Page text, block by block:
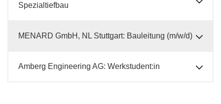
Spezialtiefbau
MENARD GmbH, NL Stuttgart: Bauleitung (m/w/d)
Amberg Engineering AG: Werkstudent:in